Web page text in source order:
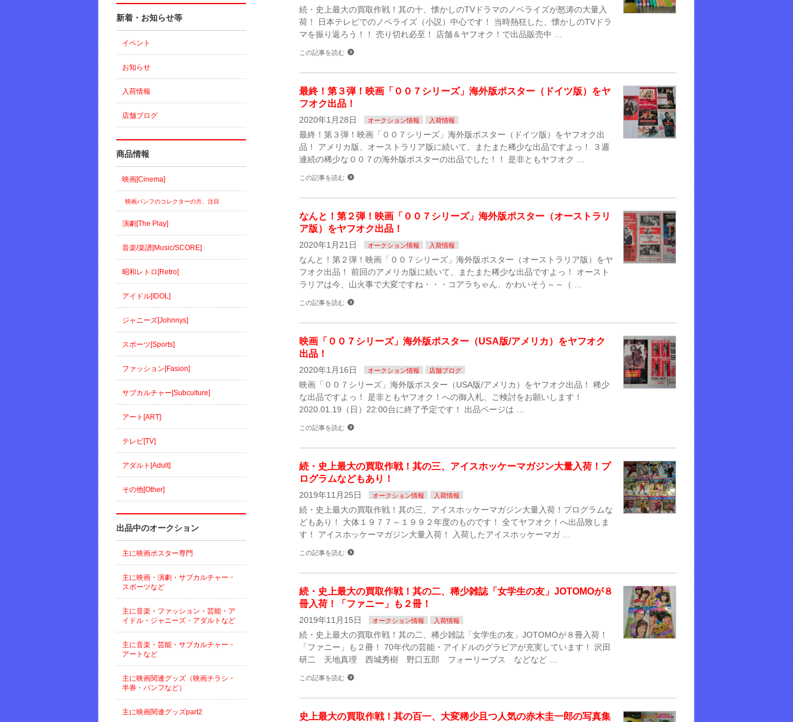
続・史上最大の買取作戦！其の十、懐かしのTVドラマのノベライズが怒涛の大量入
荷！ 日本テレビでのノベライズ（小説）中心です！ 当時熱狂した、懐かしのTVドラ
マを振り返ろう！！ 売り切れ必至！ 店舗＆ヤフオク！で出品販売中 …
この記事を読む
最終！第３弾！映画「００７シリーズ」海外版ポスター（ドイツ版）をヤ
フオク出品！
2020年1月28日 オークション情報 入荷情報
最終！第３弾！映画「００７シリーズ」海外版ポスター（ドイツ版）をヤフオク出
品！ アメリカ版、オーストラリア版に続いて、またまた稀少な出品ですよっ！ ３週
連続の稀少な００７の海外版ポスターの出品でした！！ 是非ともヤフオク …
この記事を読む
なんと！第２弾！映画「００７シリーズ」海外版ポスター（オーストラリ
ア版）をヤフオク出品！
2020年1月21日 オークション情報 入荷情報
なんと！第２弾！映画「００７シリーズ」海外版ポスター（オーストラリア版）をヤ
フオク出品！ 前回のアメリカ版に続いて、またまた稀少な出品ですよっ！ オースト
ラリアは今、山火事で大変ですね・・・コアラちゃん、かわいそう～～（ …
この記事を読む
映画「００７シリーズ」海外版ポスター（USA版/アメリカ）をヤフオク
出品！
2020年1月16日 オークション情報 店舗ブログ
映画「００７シリーズ」海外版ポスター（USA版/アメリカ）をヤフオク出品！ 稀少
な出品ですよっ！ 是非ともヤフオク！への御入札、ご検討をお願いします！
2020.01.19（日）22:00台に終了予定です！ 出品ページは …
この記事を読む
続・史上最大の買取作戦！其の三、アイスホッケーマガジン大量入荷！プ
ログラムなどもあり！
2019年11月25日 オークション情報 入荷情報
続・史上最大の買取作戦！其の三、アイスホッケーマガジン大量入荷！プログラムな
どもあり！ 大体１９７７～１９９２年度のものです！ 全てヤフオク！へ出品致しま
す！ アイスホッケーマガジン大量入荷！ 入荷したアイスホッケーマガ …
この記事を読む
続・史上最大の買取作戦！其の二、稀少雑誌「女学生の友」JOTOMOが８
冊入荷！「ファニー」も２冊！
2019年11月15日 オークション情報 入荷情報
続・史上最大の買取作戦！其の二、稀少雑誌「女学生の友」JOTOMOが８冊入荷！
「ファニー」も２冊！ 70年代の芸能・アイドルのグラビアが充実しています！ 沢田
研二 天地真理 西城秀樹 野口五郎 フォーリーブス などなど …
この記事を読む
史上最大の買取作戦！其の百一、大変稀少且つ人気の赤木圭一郎の写真集
新着・お知らせ等
イベント
お知らせ
入荷情報
店舗ブログ
商品情報
映画[Cinema]
映画パンフのコレクターの方、注目
演劇[The Play]
音楽/楽譜[Music/SCORE]
昭和レトロ[Retro]
アイドル[IDOL]
ジャニーズ[Johnnys]
スポーツ[Sports]
ファッション[Fasion]
サブカルチャー[Subculture]
アート[ART]
テレビ[TV]
アダルト[Adult]
その他[Other]
出品中のオークション
主に映画ポスター専門
主に映画・演劇・サブカルチャー・
スポーツなど
主に音楽・ファッション・芸能・ア
イドル・ジャニーズ・アダルトなど
主に音楽・芸能・サブカルチャー・
アートなど
主に映画関連グッズ（映画チラシ・
半券・パンフなど）
主に映画関連グッズpart2